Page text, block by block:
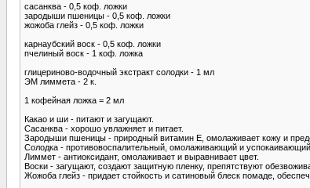
сасанква - 0,5 коф. ложки
зародыши пшеницы - 0,5 коф. ложки
жожоба глейз - 0,5 коф. ложки
карнаубский воск - 0,5 коф. ложки
пчелиный воск - 1 коф. ложка
глицериново-водочный экстракт солодки - 1 мл
ЭМ лиммета - 2 к.
1 кофейная ложка = 2 мл
Какао и ши - питают и загущают.
Сасанква - хорошо увлажняет и питает.
Зародыши пшеницы - природный витамин Е, омолаживает кожу и
Солодка - противовоспалительный, омолаживающий и
Лиммет - антиоксидант, омолаживает и выравнивает цвет.
Воски - загущают, создают защитную пленку, препятствуют
Жожоба глейз - придает стойкость и сатиновый блеск помаде,